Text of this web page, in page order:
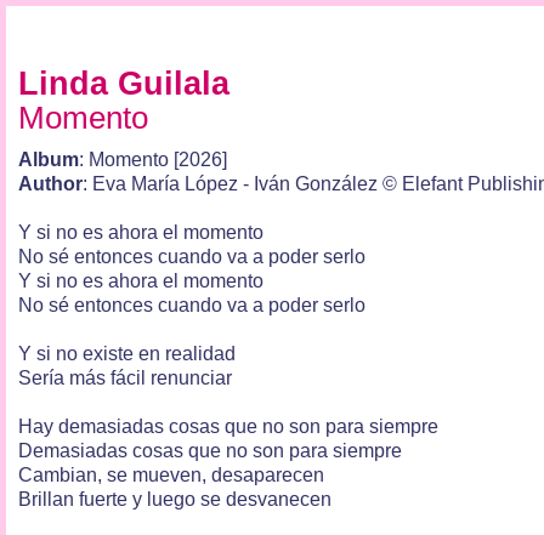
Linda Guilala
Momento
Album: Momento [2026]
Author: Eva María López - Iván González © Elefant
Y si no es ahora el momento
No sé entonces cuando va a poder serlo
Y si no es ahora el momento
No sé entonces cuando va a poder serlo
Y si no existe en realidad
Sería más fácil renunciar
Hay demasiadas cosas que no son para siempre
Demasiadas cosas que no son para siempre
Cambian, se mueven, desaparecen
Brillan fuerte y luego se desvanecen